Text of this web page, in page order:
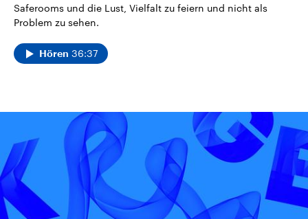
Saferooms und die Lust, Vielfalt zu feiern und nicht als
Problem zu sehen.
Hören 36:37